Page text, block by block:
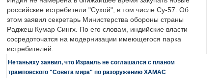
российские истребители "Сухой", в том числе Су-57. Об
этом заявил секретарь Министерства обороны страны
Раджеш Кумар Сингх. По его словам, индийские власти
сосредоточатся на модернизации имеющегося парка
истребителей.
Нетаньяху заявил, что Израиль не соглашался с планом
трамповского "Совета мира" по разоружению ХАМАС